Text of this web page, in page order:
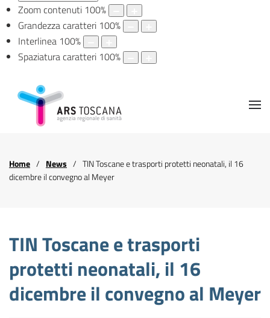
Zoom contenuti 100%
Grandezza caratteri 100%
Interlinea 100%
Spaziatura caratteri 100%
Home News
TIN Toscane e trasporti protetti neonatali, il 16
dicembre il convegno al Meyer
TIN Toscane e trasporti
protetti neonatali, il 16
dicembre il convegno al Meyer